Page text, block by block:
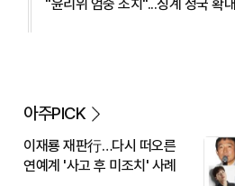
"윤리위 엄중 조치"...징계 정국 확대
아주PICK
이재룡 재판行…다시 떠오른
연예계 '사고 후 미조치' 사례